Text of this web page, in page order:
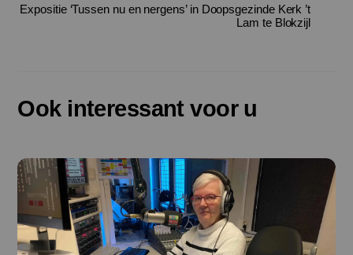
Expositie ‘Tussen nu en nergens’ in Doopsgezinde Kerk ’t
Lam te Blokzijl
Ook interessant voor u